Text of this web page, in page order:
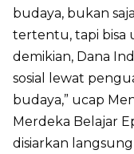
budaya, bukan
tertentu, tapi bisa
demikian, Dana
sosial lewat
budaya,” ucap
Merdeka Belajar
disiarkan